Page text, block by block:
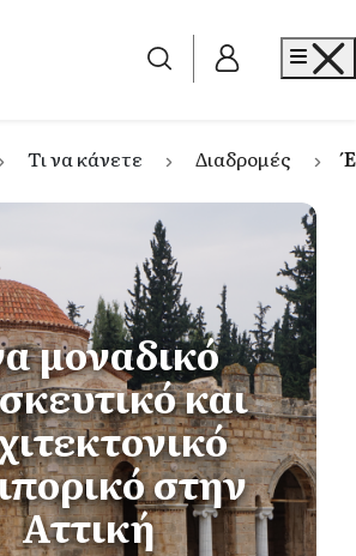
γραμμή εργαλείων
Τι να κάνετε Διαδρομές
μοναδικό
και
στην
Αττική